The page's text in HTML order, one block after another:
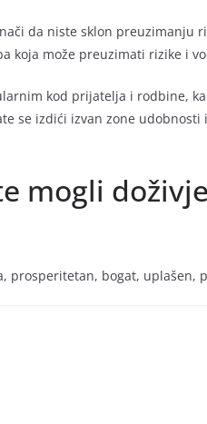
da niste sklon preuzimanju
koja može preuzimati rizike i
kod prijatelja i rodbine,
se izdići izvan zone
mogli
prosperitetan, bogat, uplašen,